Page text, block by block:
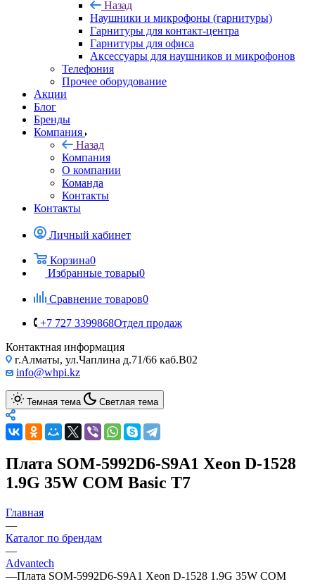
Назад
Наушники и микрофоны (гарнитуры)
Гарнитуры для контакт-центра
Гарнитуры для офиса
Аксессуары для наушников и микрофонов
Телефония
Прочее оборудование
Акции
Блог
Бренды
Компания
Назад
Компания
О компании
Команда
Контакты
Контакты
Личный кабинет
Корзина0
Избранные товары0
Сравнение товаров0
+7 727 3399868Отдел продаж
Контактная информация
г.Алматы, ул.Чаплина д.71/66 каб.B02
info@whpi.kz
Темная тема Светлая тема
Плата SOM-5992D6-S9A1 Xeon D-1528
1.9G 35W COM Basic T7
Главная
—
Каталог по брендам
—
Advantech
—Плата SOM-5992D6-S9A1 Xeon D-1528 1.9G 35W COM